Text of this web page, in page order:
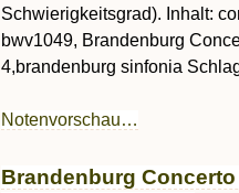
Schwierigkeitsgrad). Inhalt:
bwv1049, Brandenburg
4,brandenburg sinfonia
Notenvorschau…
Brandenburg Concerto